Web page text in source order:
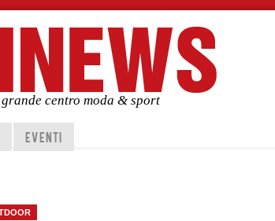
centro moda & sport
EVENTI